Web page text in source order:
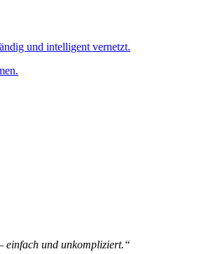
und intelligent vernetzt.
einfach und unkompliziert.“